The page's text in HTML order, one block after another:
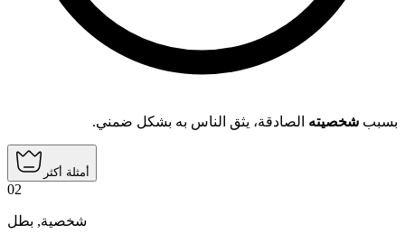
بسبب شخصيته الصادقة، يثق الناس به بشكل ضمني.
أمثلة أكثر
02
شخصية, بطل